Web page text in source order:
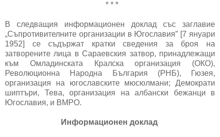
* * *
В следващия информационен доклад със заглавие
„Съпротивителните организации в Югославия” [7 януари
1952] се съдържат кратки сведения за броя на
затворените лица в Сараевския затвор, принадлежащи
към Омладинската Кралска организация (ОКО),
Революционна Народна България (РНБ), Гюзея,
организация на югославските мюсюлмани; Демократи
шиптъри, Тева, организация на албански бежанци в
Югославия, и ВМРО.
Информационен доклад